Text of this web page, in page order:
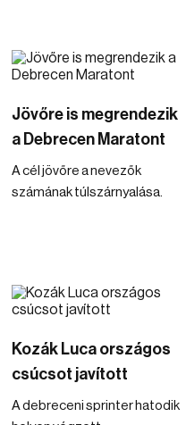
Jövőre is megrendezik
a Debrecen Maratont
A cél jövőre a nevezők
számának túlszárnyalása.
Kozák Luca országos
csúcsot javított
A debreceni sprinter hatodik